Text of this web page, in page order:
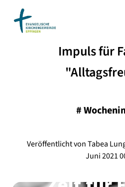
Impuls für
#
Veröffentlicht von Tabea
Juni 2021